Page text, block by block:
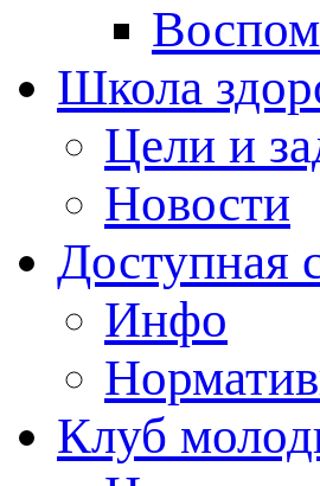
Школа
Цели и
Новости
Доступная
Инфо
Клуб